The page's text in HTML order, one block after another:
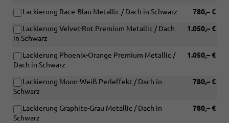
780,– €
Lackierung Race-Blau Metallic / Dach in Schwarz
1.050,– €
Lackierung Velvet-Rot Premium Metallic / Dach
in Schwarz
1.050,– €
Lackierung Phoenix-Orange Premium Metallic /
Dach in Schwarz
780,– €
Lackierung Moon-Weiß Perleffekt / Dach in
Schwarz
780,– €
Lackierung Graphite-Grau Metallic / Dach in
Schwarz